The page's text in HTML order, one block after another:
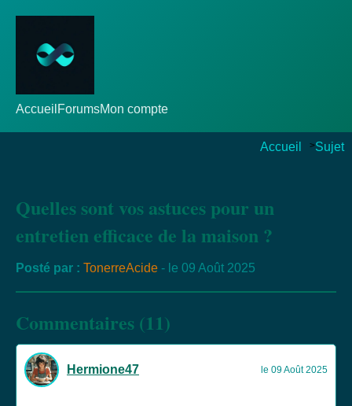
Accueil ForumsMon compte
Accueil >Sujet
Quelles sont vos astuces pour un
entretien efficace de la maison ?
Posté par : TonerreAcide - le 09 Août 2025
Commentaires (11)
Hermione47 le 09 Août 2025